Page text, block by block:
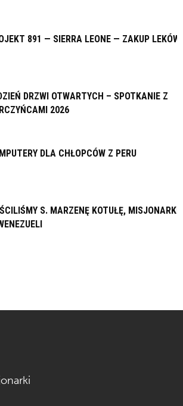
891 — SIERRA LEONE — ZAKUP LEKÓW
DRZWI OTWARTYCH – SPOTKANIE Z
2026
DLA CHŁOPCÓW Z PERU
S. MARZENĘ KOTUŁĘ, MISJONARKĘ